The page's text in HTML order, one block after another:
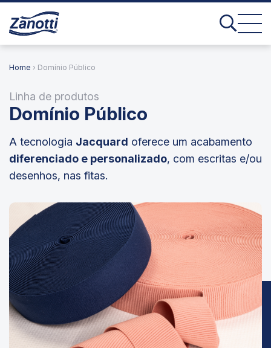
Home › Domínio Público
Linha de produtos
Domínio Público
A tecnologia Jacquard oferece um acabamento
diferenciado e personalizado, com escritas e/ou
desenhos, nas fitas.